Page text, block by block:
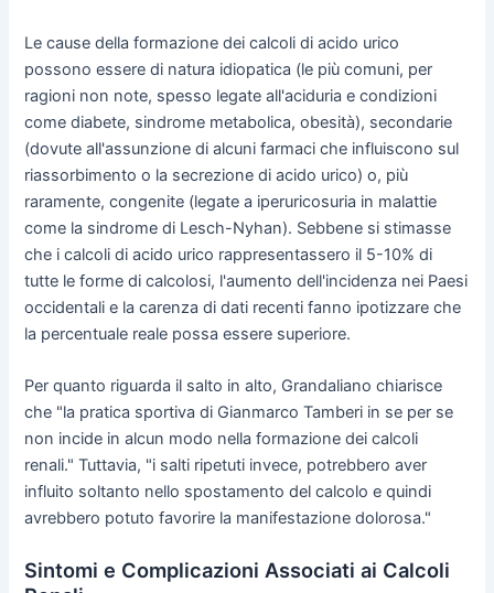
Le cause della formazione dei calcoli di acido urico
possono essere di natura idiopatica (le più comuni, per
ragioni non note, spesso legate all'aciduria e condizioni
come diabete, sindrome metabolica, obesità), secondarie
(dovute all'assunzione di alcuni farmaci che influiscono sul
riassorbimento o la secrezione di acido urico) o, più
raramente, congenite (legate a iperuricosuria in malattie
come la sindrome di Lesch-Nyhan). Sebbene si stimasse
che i calcoli di acido urico rappresentassero il 5-10% di
tutte le forme di calcolosi, l'aumento dell'incidenza nei Paesi
occidentali e la carenza di dati recenti fanno ipotizzare che
la percentuale reale possa essere superiore.
Per quanto riguarda il salto in alto, Grandaliano chiarisce
che "la pratica sportiva di Gianmarco Tamberi in se per se
non incide in alcun modo nella formazione dei calcoli
renali." Tuttavia, "i salti ripetuti invece, potrebbero aver
influito soltanto nello spostamento del calcolo e quindi
avrebbero potuto favorire la manifestazione dolorosa."
Sintomi e Complicazioni Associati ai Calcoli